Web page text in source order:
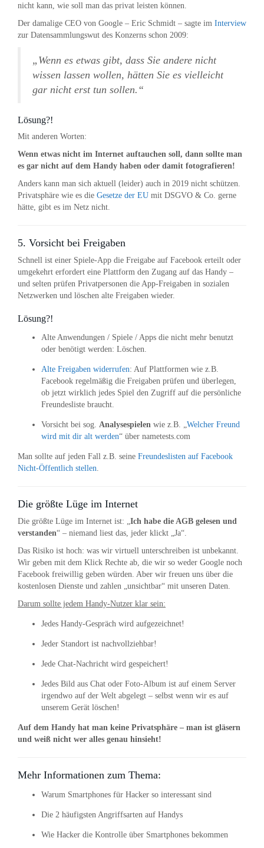
nicht kann, wie soll man das privat leisten können.
Der damalige CEO von Google – Eric Schmidt – sagte im Interview
zur Datensammlungswut des Konzerns schon 2009:
„Wenn es etwas gibt, dass Sie andere nicht
wissen lassen wollen, hätten Sie es vielleicht
gar nicht erst tun sollen.“
Lösung?!
Mit anderen Worten:
Wenn etwas nicht im Internet auftauchen soll, dann sollte man
es gar nicht auf dem Handy haben oder damit fotografieren!
Anders kann man sich aktuell (leider) auch in 2019 nicht schützen.
Privatsphäre wie es die Gesetze der EU mit DSGVO & Co. gerne
hätte, gibt es im Netz nicht.
5. Vorsicht bei Freigaben
Schnell ist einer Spiele-App die Freigabe auf Facebook erteilt oder
umgekehrt erfordert eine Plattform den Zugang auf das Handy –
und selten prüfen Privatpersonen die App-Freigaben in sozialen
Netzwerken und löschen alte Freigaben wieder.
Lösung?!
Alte Anwendungen / Spiele / Apps die nicht mehr benutzt
oder benötigt werden: Löschen.
Alte Freigaben widerrufen: Auf Plattformen wie z.B.
Facebook regelmäßig die Freigaben prüfen und überlegen,
ob jetzt wirklich jedes Spiel den Zugriff auf die persönliche
Freundesliste braucht.
Vorsicht bei sog. Analysespielen wie z.B. „ Welcher Freund
wird mit dir alt werden“ über nametests.com
Man sollte auf jeden Fall z.B. seine Freundeslisten auf Facebook
Nicht-Öffentlich stellen
Die größte Lüge im Internet
Die größte Lüge im Internet ist: „ Ich habe die AGB gelesen und
verstanden“ – niemand liest das, jeder klickt „Ja“.
Das Risiko ist hoch: was wir virtuell unterschreiben ist unbekannt.
Wir geben mit dem Klick Rechte ab, die wir so weder Google noch
Facebook freiwillig geben würden. Aber wir freuen uns über die
kostenlosen Dienste und zahlen „unsichtbar“ mit unseren Daten.
Darum sollte jedem Handy-Nutzer klar sein:
Jedes Handy-Gespräch wird aufgezeichnet!
Jeder Standort ist nachvollziehbar!
Jede Chat-Nachricht wird gespeichert!
Jedes Bild aus Chat oder Foto-Album ist auf einem Server
irgendwo auf der Welt abgelegt – selbst wenn wir es auf
unserem Gerät löschen!
Auf dem Handy hat man keine Privatsphäre – man ist gläsern
und weiß nicht wer alles genau hinsieht!
Mehr Informationen zum Thema:
Warum Smartphones für Hacker so interessant sind
Die 2 häufigsten Angriffsarten auf Handys
Wie Hacker die Kontrolle über Smartphones bekommen